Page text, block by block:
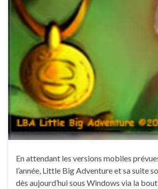
En attendant les versions mobiles
l’année, Little Big Adventure et sa suite
dès aujourd’hui sous Windows via la